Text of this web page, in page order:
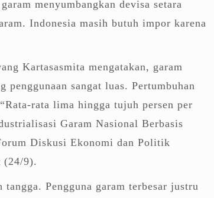
menyumbangkan devisa setara
Indonesia masih butuh impor karena
Kartasasmita mengatakan, garam
penggunaan sangat luas. Pertumbuhan
rata lima hingga tujuh persen per
Garam Nasional Berbasis
Diskusi Ekonomi dan Politik
(24/9).
Pengguna garam terbesar justru